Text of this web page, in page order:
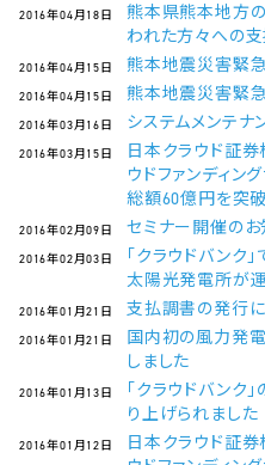
2016年04月18日
熊本県熊本地方
われた方々への
2016年04月15日 熊本地震災害緊
2016年04月15日 熊本地震災害緊
2016年03月16日 システムメンテナ
2016年03月15日
日本クラウド証
ウドファンディン
総額60億円を突破
2016年02月09日 セミナー開催のお
2016年02月03日
「クラウドバンク
太陽光発電所が
2016年01月21日 支払調書の発行
2016年01月21日
国内初の風力発
しました
2016年01月13日
「クラウドバンク
り上げられました
2016年01月12日
日本クラウド証